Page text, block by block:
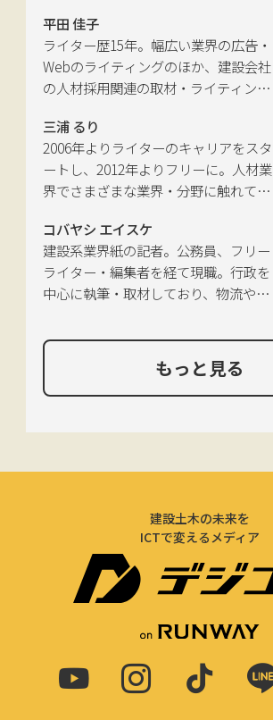
共交通部会」、「MaaS関連データ検
討会」、SIP第2期自動運転（システム
とサービスの拡張）ピアレビュー委員
会などの委員を歴任。
どの執筆を中心に、ジャンルを問わず
活動。四国にある築100年の実家をど
う生かすかが長年の悩み。
平田 佳子
ライター歴15年。幅広い業界の広告・
Webのライティングのほか、建設会社
の人材採用関連の取材・ライティング
仕事をしていたため、小さな頃から憧
れあり。
三浦 るり
2006年よりライターのキャリアをスタ
ートし、2012年よりフリーに。人材業
界でさまざまな業界・分野に触れてき
を手掛ける。現在は特に建築や不動
産、さらにはDX分野を探究中。
コバヤシ エイスケ
建設系業界紙の記者。公務員、フリー
ライター・編集者を経て現職。行政を
中心に執筆・取材しており、物流や環
もっと見る
建設土木の未来を
ICTで変えるメディア